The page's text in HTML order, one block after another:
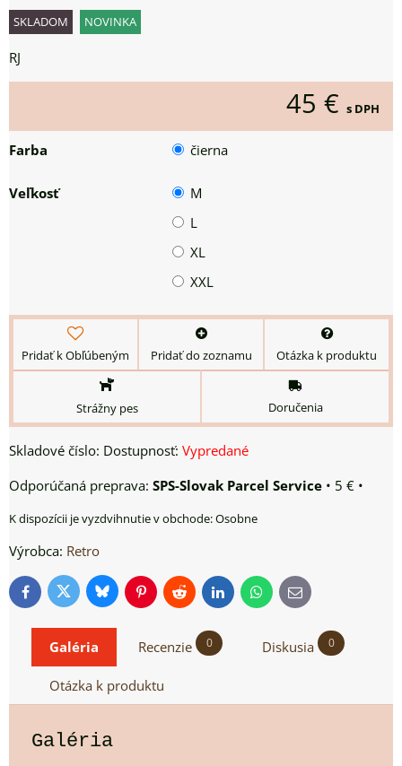
SKLADOM NOVINKA
RJ
45 € s DPH
Farba čierna
Veľkosť
M
L
XL
XXL
Pridať k Obľúbeným Pridať do zoznamu Otázka k produktu
Strážny pes Doručenia
Skladové číslo: Dostupnosť: Vypredané
SPS-Slovak Parcel Service • 5 € •
Osobne
Výrobca: Retro
FacebookTwitterBlueskyPinterestReddit LinkedInWhatsApp
E-
mail
Galéria Recenzie 0 Diskusia 0
Otázka k produktu
Galéria